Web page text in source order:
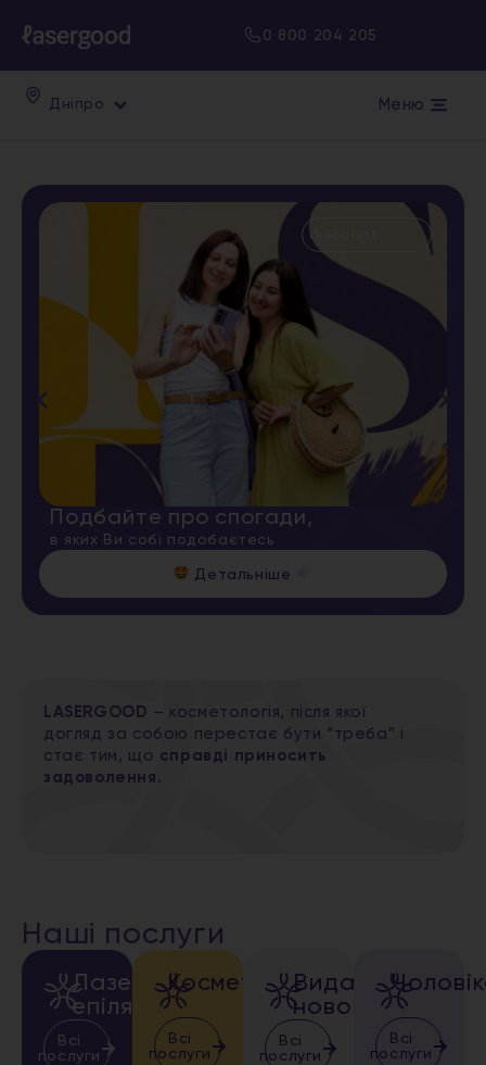
0 800 204 205
Дніпро Меню
discount
Подбайте про спогади,
в яких Ви собі подобаєтесь
Детальніше
LASERGOOD – косметологія, після якої
догляд за собою перестає бути “треба” і
стає тим, що справді приносить
задоволення.
Наші послуги
Лазерна
епіляція
Всі
послуги
Косметологія
Всі
послуги
Видалення
новоутворень
Всі
послуги
Всі
послуги